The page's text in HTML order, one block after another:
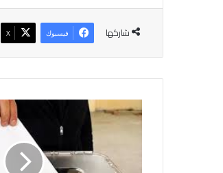
شاركها فيسبوك ‫X
النتائج
الاولية
المحلية